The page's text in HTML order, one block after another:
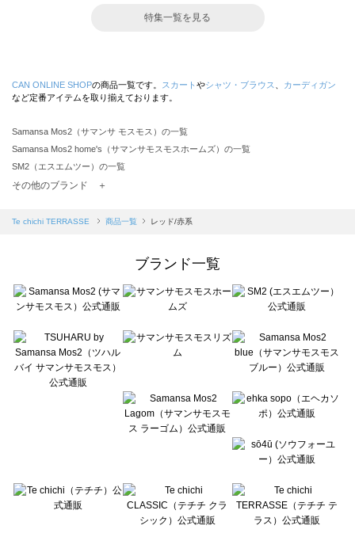
特集一覧を見る
CAN ONLINE SHOPの商品一覧です。 スカート やシャツ・ブラウス
カーディガン
など定番アイテムを取り揃えております。
Samansa Mos2（サマンサ モスモス）の一覧
Samansa Mos2 home's（サマンサモスモスホームズ）の一覧
SM2（エスエムツー）の一覧
TSUHARU by Samansa Mos2（ツハルバイサマンサモスモス）の一覧
Samansa Mos2 blue（サマンサモスモス ブルー）の一覧
Te chichi（テチチ）の一覧
Te chichi CLASSIC（テチチ クラシック）の一覧
Lugnoncure（ルノンキュール）の一覧
BETTY'S BLUE（べティーズブルー）の一覧
Wpc.（ワールドパーティー）の一覧
その他のブランド ＋
Te chichi TERRASSE 商品一覧 レッド/赤系
ブランド一覧